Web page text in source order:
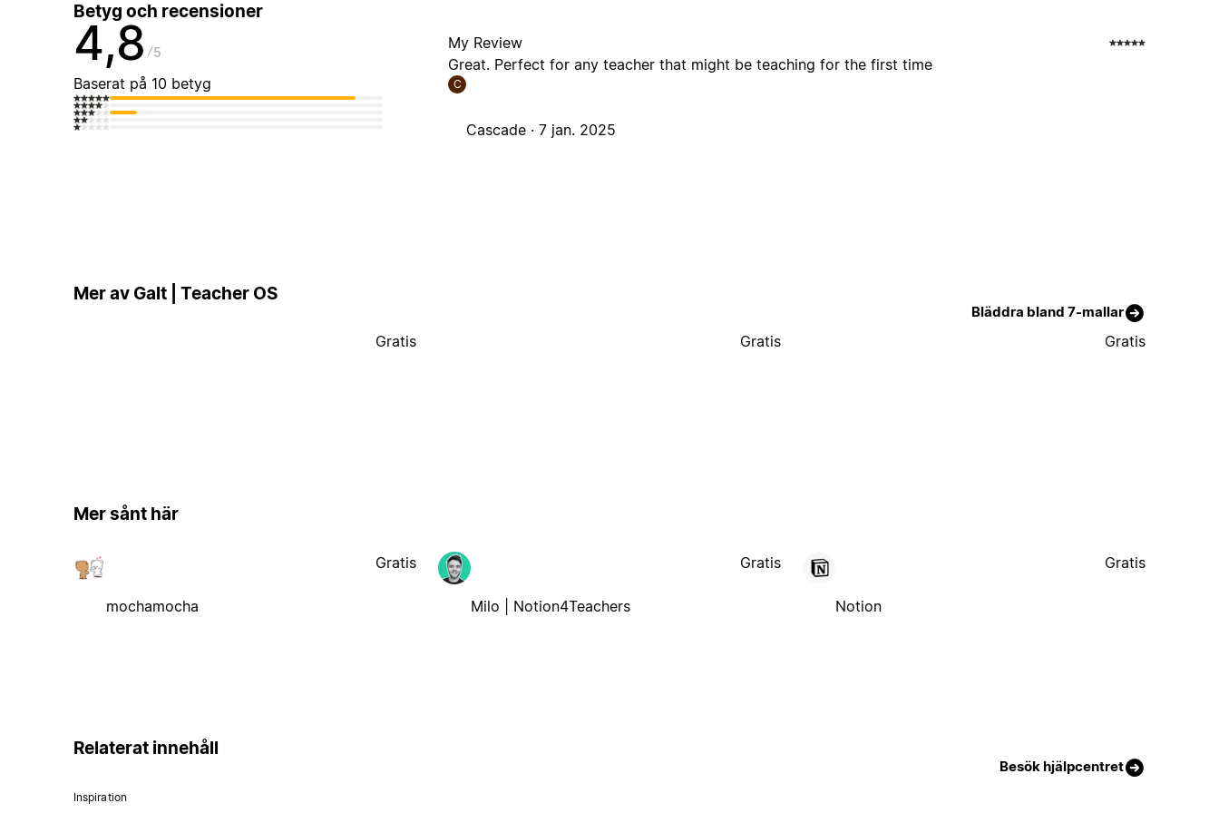
Betyg och recensioner
4,8 5
Baserat på 10 betyg
My Review
Great. Perfect for any teacher that might be teaching for the first time
C
Cascade ·7 jan. 2025
Mer av Galt | Teacher OS
Bläddra bland 7-mallar
Gratis Gratis Gratis
Mer sånt här
mochamocha
Gratis
Milo | Notion4Teachers
Gratis
Notion
Gratis
Relaterat innehåll
Besök hjälpcentret
Inspiration